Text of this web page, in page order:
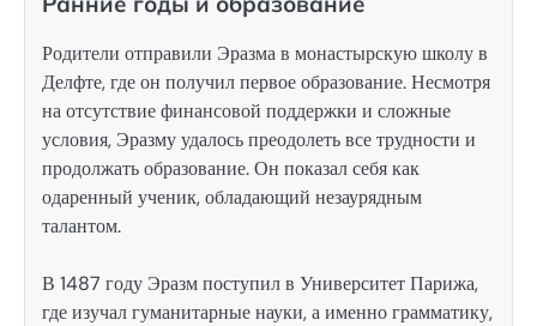
Родители отправили Эразма в монастырскую школу в
Делфте, где он получил первое образование. Несмотря
на отсутствие финансовой поддержки и сложные
условия, Эразму удалось преодолеть все трудности и
продолжать образование. Он показал себя как
одаренный ученик, обладающий незаурядным
талантом.
В 1487 году Эразм поступил в Университет Парижа,
где изучал гуманитарные науки, а именно грамматику,